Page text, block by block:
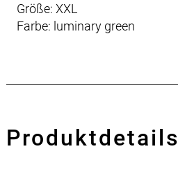
Größe: XXL
Farbe: luminary green
Produktdetails